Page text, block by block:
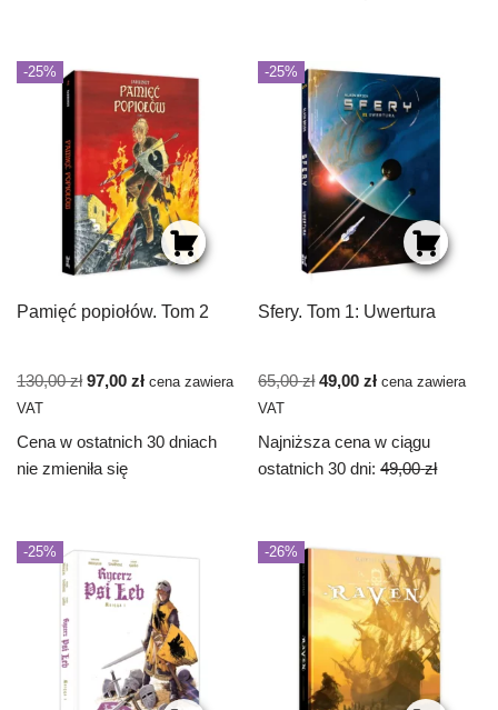
-25%
Pamięć popiołów. Tom 2
130,00zł 97,00 zł cena zawiera
VAT
Cena w ostatnich 30 dniach
nie zmieniła się
-25%
Sfery. Tom 1: Uwertura
65,00zł 49,00zł cena zawiera
VAT
Najniższa cena w ciągu
ostatnich 30 dni:49,00 zł
-25% -26%